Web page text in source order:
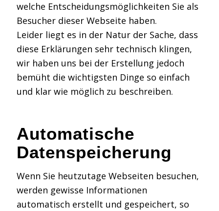
welche Entscheidungsmöglichkeiten Sie als
Besucher dieser Webseite haben.
Leider liegt es in der Natur der Sache, dass
diese Erklärungen sehr technisch klingen,
wir haben uns bei der Erstellung jedoch
bemüht die wichtigsten Dinge so einfach
und klar wie möglich zu beschreiben.
Automatische
Datenspeicherung
Wenn Sie heutzutage Webseiten besuchen,
werden gewisse Informationen
automatisch erstellt und gespeichert, so